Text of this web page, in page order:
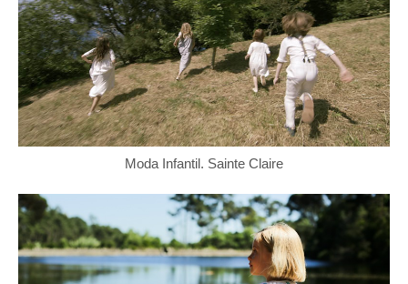
Moda Infantil. Sainte Claire